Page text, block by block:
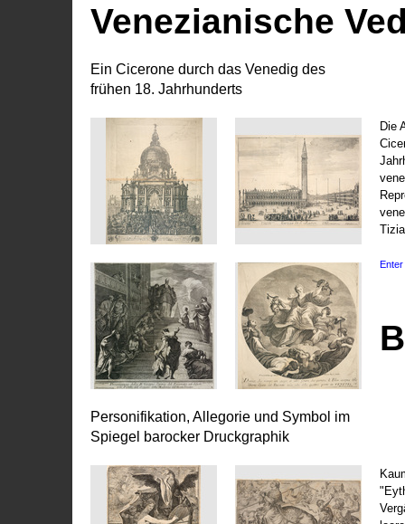
Venezianische
Ein Cicerone durch das Venedig des
frühen 18. Jahrhunderts
Die
Enter
Personifikation, Allegorie und Symbol im
Spiegel barocker Druckgraphik